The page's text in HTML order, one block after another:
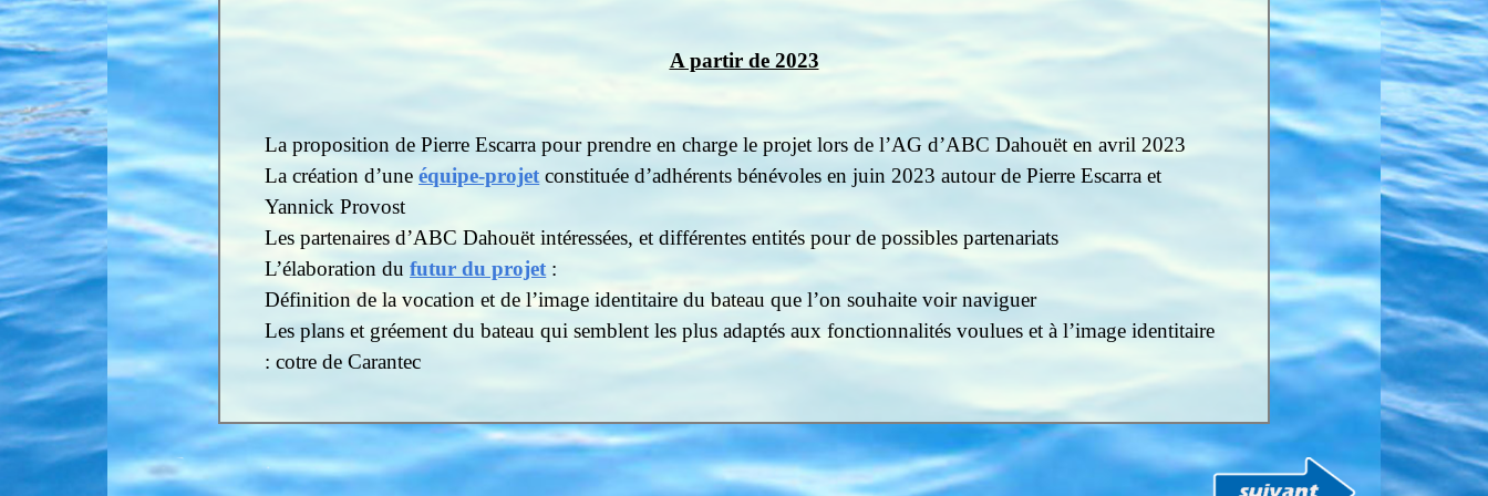
A partir de 2023
La proposition de Pierre Escarra pour prendre en charge le projet lors de l’AG d’ABC Dahouët en avril 2023
La création d’uneéquipe-projet constituée d’adhérents bénévoles en juin 2023 autour de Pierre Escarra et
Yannick Provost
Les partenaires d’ABC Dahouët intéressées, et différentes entités pour de possibles partenariats
L’élaboration dufutur du projet :
Définition de la vocation et de l’image identitaire du bateau que l’on souhaite voir naviguer
Les plans et gréement du bateau qui semblent les plus adaptés aux fonctionnalités voulues et à l’image identitaire
: cotre de Carantec